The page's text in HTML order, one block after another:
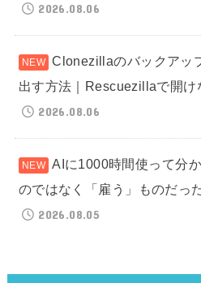
2026.08.06
Clonezillaのバックアッ
出す方法｜Rescuezillaで開け
2026.08.06
AIに1000時間使って分
のではなく「雇う」ものだっ
2026.08.05